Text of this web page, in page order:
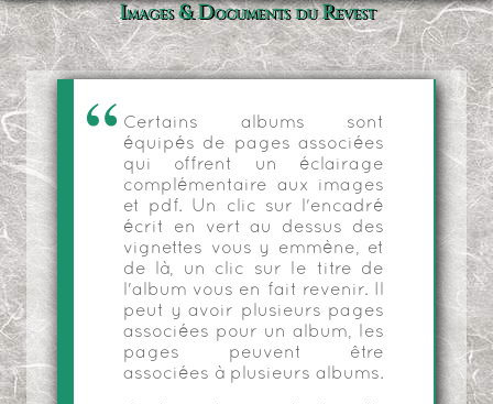
Images & Documents du Revest
Certains albums sont
équipés de pages associées
qui offrent un éclairage
complémentaire aux images
et pdf. Un clic sur l'encadré
écrit en vert au dessus des
vignettes vous y emmène, et
de là, un clic sur le titre de
l'album vous en fait revenir. Il
peut y avoir plusieurs pages
associées pour un album, les
pages peuvent être
associées à plusieurs albums.